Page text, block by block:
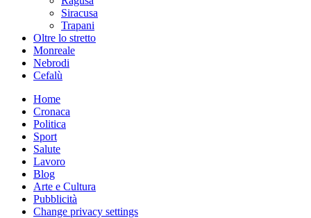
Siracusa
Trapani
Oltre lo stretto
Monreale
Nebrodi
Cefalù
Home
Cronaca
Politica
Sport
Salute
Lavoro
Blog
Arte e Cultura
Pubblicità
Change privacy settings